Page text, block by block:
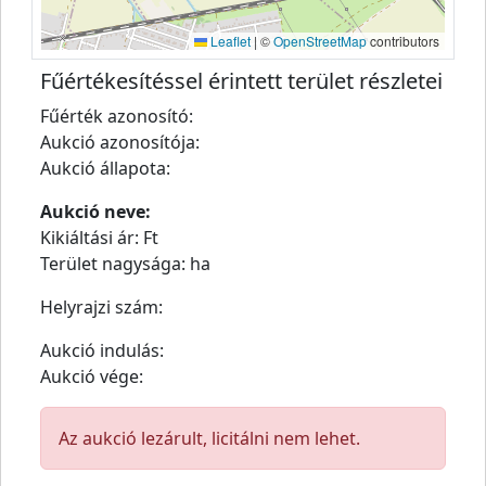
Leaflet | ©OpenStreetMapcontributors
Fűértékesítéssel érintett terület részletei
Fűérték azonosító:
Aukció azonosítója:
Aukció állapota:
Aukció neve:
Kikiáltási ár: Ft
Terület nagysága: ha
Helyrajzi szám:
Aukció indulás:
Aukció vége:
Az aukció lezárult, licitálni nem lehet.